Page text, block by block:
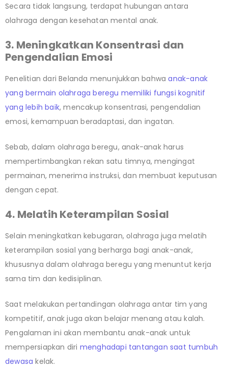
Secara tidak langsung, terdapat hubungan antara
olahraga dengan kesehatan mental anak.
3. Meningkatkan Konsentrasi dan
Pengendalian Emosi
Penelitian dari Belanda menunjukkan bahwaanak-anak
yang bermain olahraga beregu memiliki fungsi kognitif
yang lebih baik, mencakup konsentrasi, pengendalian
emosi, kemampuan beradaptasi, dan ingatan.
Sebab, dalam olahraga beregu, anak-anak harus
mempertimbangkan rekan satu timnya, mengingat
permainan, menerima instruksi, dan membuat keputusan
dengan cepat.
4. Melatih Keterampilan Sosial
Selain meningkatkan kebugaran, olahraga juga melatih
keterampilan sosial yang berharga bagi anak-anak,
khususnya dalam olahraga beregu yang menuntut kerja
sama tim dan kedisiplinan.
Saat melakukan pertandingan olahraga antar tim yang
kompetitif, anak juga akan belajar menang atau kalah.
Pengalaman ini akan membantu anak-anak untuk
mempersiapkan diri menghadapi tantangan saat tumbuh
dewasa kelak.